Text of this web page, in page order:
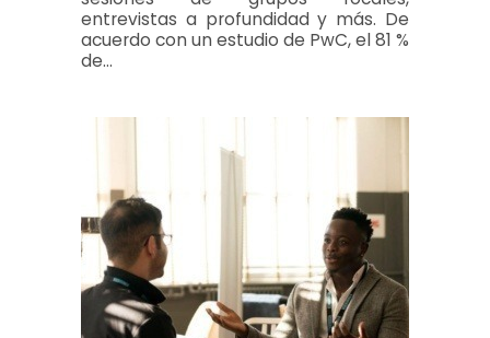
entrevistas a profundidad y más. De
acuerdo con un estudio de PwC, el 81 %
de…